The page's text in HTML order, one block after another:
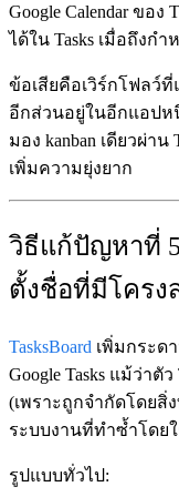
Google Calendar ขอ
ได้ใน Tasks เมื่อถึงก
ข้อเสียคือเวิร์กโฟลว์
อีกส่วนอยู่ในอีกแอปห
มอง kanban เดียวผ่า
เพิ่มความยุ่งยาก
วิธีแก้ปัญหาที่
ตั้งชื่อที่มีโครง
TasksBoard เพิ่มกระด
Google Tasks แม้ว่าตั
(เพราะถูกจำกัดโดยสิ่
ระบบงานที่ทำซ้ำโดย
รูปแบบทั่วไป: